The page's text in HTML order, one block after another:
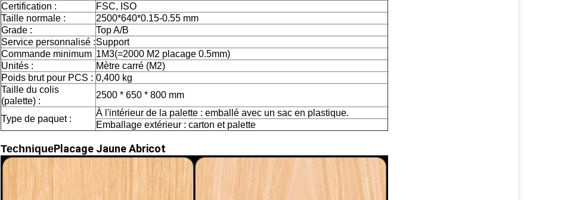
Certification :
FSC, ISO
Taille normale :
2500*640*0.15-0.55 mm
Grade :
Top A/B
Service personnalisé :Support
Commande minimum 1M3(=2000 M2 placage 0.5mm)
Unités :
Mètre carré (M2)
Poids brut pour PCS : 0,400 kg
Taille du colis
(palette) :
2500 * 650 * 800 mm
Type de paquet :
À l'intérieur de la palette : emballé avec un sac en plastique.
Emballage extérieur : carton et palette
TechniquePlacage Jaune Abricot